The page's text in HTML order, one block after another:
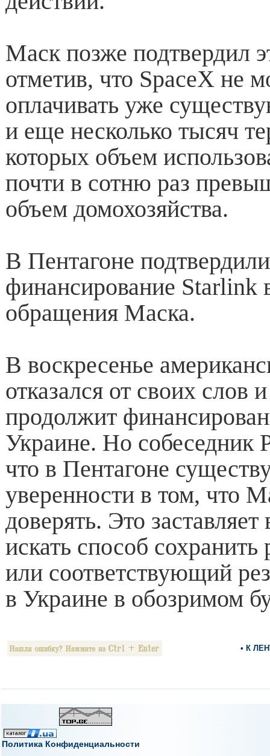
Маск позже подтвердил
отметив, что SpaceX не
оплачивать уже
и еще несколько тысяч
которых объем
почти в сотню раз
объем домохозяйства.
В Пентагоне
финансирование Starlink
обращения Маска.
В воскресенье
отказался от своих слов
продолжит
Украине. Но собеседник
что в Пентагоне
уверенности в том, что
доверять. Это заставляет
искать способ
или соответствующий
в Украине в обозримом
• К
Политика Конфиденциальности